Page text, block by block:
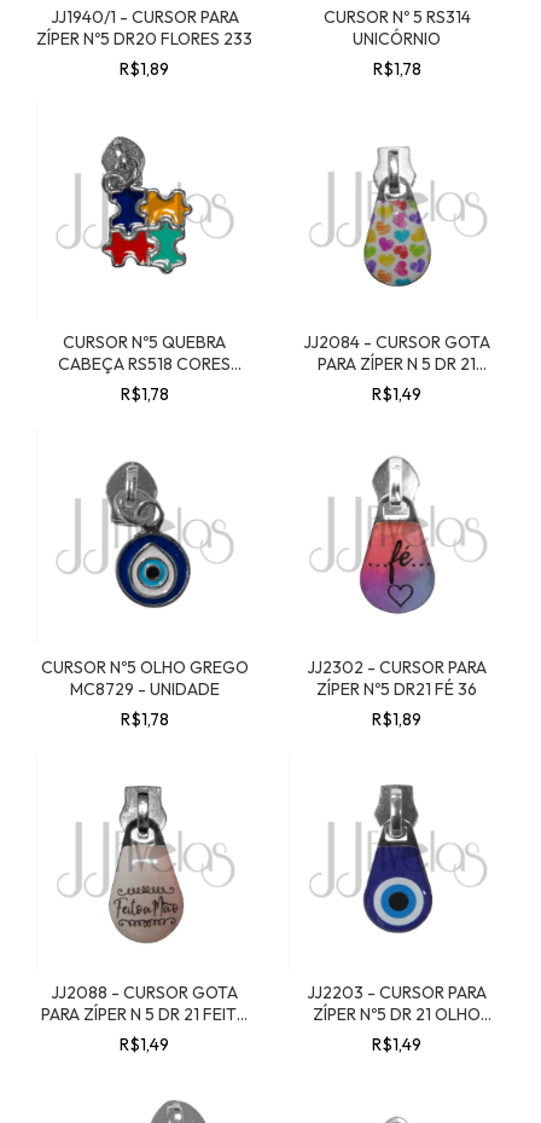
JJ1940/1 - CURSOR PARA
ZÍPER Nº5 DR20 FLORES 233
R$1,89
CURSOR Nº 5 RS314
UNICÓRNIO
R$1,78
CURSOR Nº5 QUEBRA
CABEÇA RS518 CORES
AUTISMO
R$1,78
JJ2084 - CURSOR GOTA
PARA ZÍPER N 5 DR 21
CORAÇÕES 02
R$1,49
CURSOR Nº5 OLHO GREGO
MC8729 - UNIDADE
R$1,78
JJ2302 - CURSOR PARA
ZÍPER Nº5 DR21 FÉ 36
R$1,89
JJ2088 - CURSOR GOTA
PARA ZÍPER N 5 DR 21 FEITO
A MÃO 21
R$1,49
JJ2203 - CURSOR PARA
ZÍPER Nº5 DR 21 OLHO
GREGO 37
R$1,49